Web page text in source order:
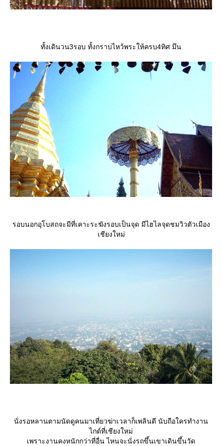
ทั้งเดินวน3รอบ ทั้งกราบไหว้พระให้ครบ4ทิศ มึน
รอบนอกอุโบสถจะมีที่เคาะระฆังรอบเป็นจุด มีไฮไลจุดชมวิวตัวเมือง
เชียงใหม่
นั่งรอหลานตามนัดดูคนมาเที่ยวฆ่าเวลาก็เพลินดี นับถือใครทำงาน
ไกด์ที่เชียงใหม่
เพราะงานคงหนักกว่าที่อื่น ไหนจะนั่งรถขึ้นเขาเดินขึ้นวัด